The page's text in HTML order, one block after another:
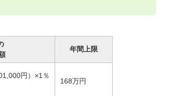
年間上限
円）×1％
168万円